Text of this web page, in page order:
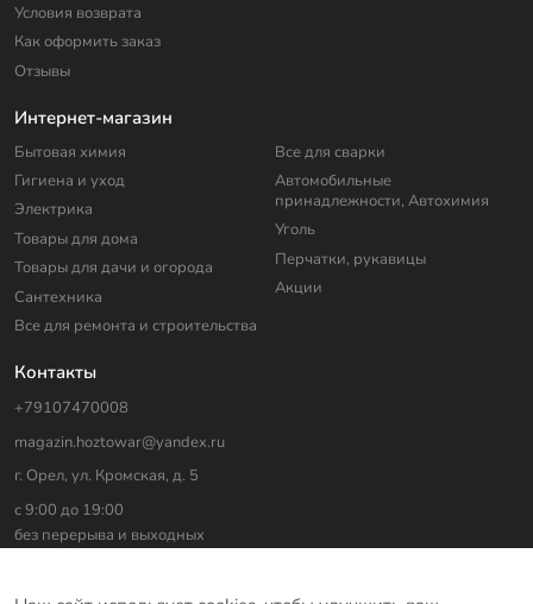
Условия возврата
Как оформить заказ
Отзывы
Интернет-магазин
Бытовая химия
Гигиена и уход
Электрика
Товары для дома
Товары для дачи и огорода
Сантехника
Все для ремонта и строительства
Все для сварки
Автомобильные
принадлежности, Автохимия
Уголь
Перчатки, рукавицы
Акции
Контакты
+79107470008
magazin.hoztowar@yandex.ru
г. Орел, ул. Кромская, д. 5
с 9:00 до 19:00
без перерыва и выходных